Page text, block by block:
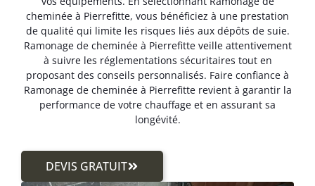
cheminée à Pierrefitte, vous bénéficiez à une prestation
de qualité qui limite les risques liés aux dépôts de suie.
Ramonage de cheminée à Pierrefitte veille attentivement
à suivre les réglementations sécuritaires tout en
proposant des conseils personnalisés. Faire confiance à
Ramonage de cheminée à Pierrefitte revient à garantir la
performance de votre chauffage et en assurant sa
longévité.
DEVIS GRATUIT